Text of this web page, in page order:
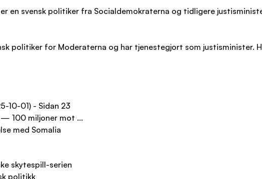
en svensk politiker fra Socialdemokraterna og tidligere
politiker for Moderaterna og har tjenestegjort som justisminister.
10-01) - Sidan 23
— 100 miljoner mot ...
med Somalia
skytespill-serien
politikk